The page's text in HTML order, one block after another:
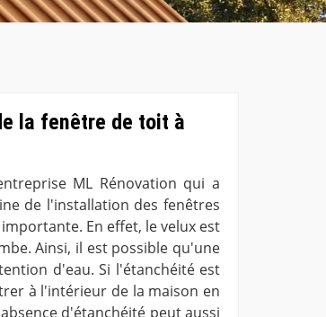
la fenêtre de toit à
ML Rénovation qui a
de l'installation des fenêtres
En effet, le velux est
Ainsi, il est possible qu'une
d'eau. Si l'étanchéité est
à l'intérieur de la maison en
d'étanchéité peut aussi